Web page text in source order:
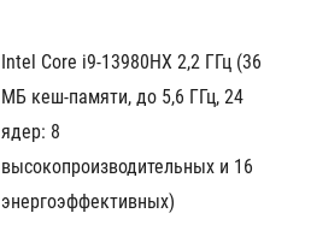
Intel Core i9-13980HX 2,2 ГГц (36
МБ кеш-памяти, до 5,6 ГГц, 24
ядер: 8
высокопроизводительных и 16
энергоэффективных)